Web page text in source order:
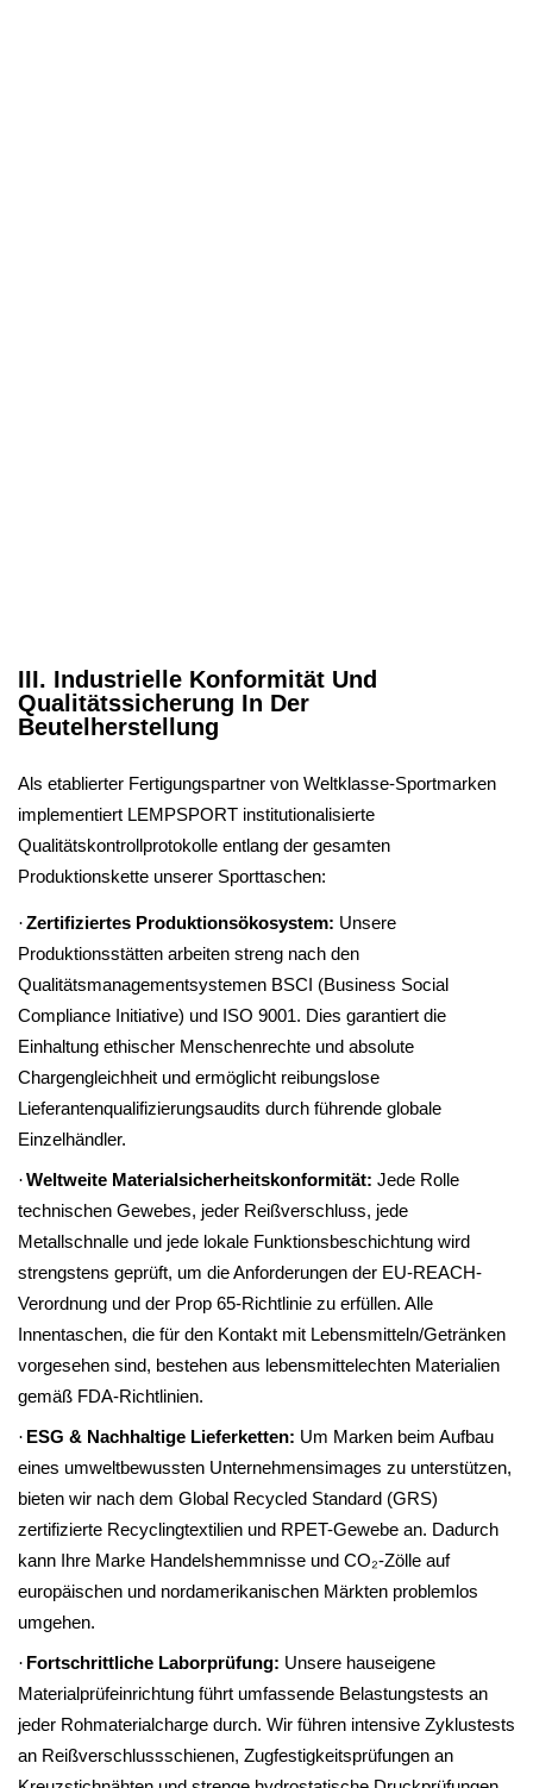
III. Industrielle Konformität Und
Qualitätssicherung In Der
Beutelherstellung
Als etablierter Fertigungspartner von Weltklasse-Sportmarken
implementiert LEMPSPORT institutionalisierte
Qualitätskontrollprotokolle entlang der gesamten
Produktionskette unserer Sporttaschen:
·Zertifiziertes Produktionsökosystem: Unsere
Produktionsstätten arbeiten streng nach den
Qualitätsmanagementsystemen BSCI (Business Social
Compliance Initiative) und ISO 9001. Dies garantiert die
Einhaltung ethischer Menschenrechte und absolute
Chargengleichheit und ermöglicht reibungslose
Lieferantenqualifizierungsaudits durch führende globale
Einzelhändler.
·Weltweite Materialsicherheitskonformität: Jede Rolle
technischen Gewebes, jeder Reißverschluss, jede
Metallschnalle und jede lokale Funktionsbeschichtung wird
strengstens geprüft, um die Anforderungen der EU-REACH-
Verordnung und der Prop 65-Richtlinie zu erfüllen. Alle
Innentaschen, die für den Kontakt mit Lebensmitteln/Getränken
vorgesehen sind, bestehen aus lebensmittelechten Materialien
gemäß FDA-Richtlinien.
· ESG & Nachhaltige Lieferketten: Um Marken beim Aufbau
eines umweltbewussten Unternehmensimages zu unterstützen,
bieten wir nach dem Global Recycled Standard (GRS)
zertifizierte Recyclingtextilien und RPET-Gewebe an. Dadurch
kann Ihre Marke Handelshemmnisse und CO₂-Zölle auf
europäischen und nordamerikanischen Märkten problemlos
umgehen.
· Fortschrittliche Laborprüfung: Unsere hauseigene
Materialprüfeinrichtung führt umfassende Belastungstests an
jeder Rohmaterialcharge durch. Wir führen intensive Zyklustests
an Reißverschlussschienen, Zugfestigkeitsprüfungen an